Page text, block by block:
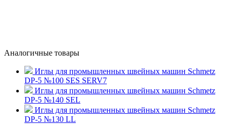
Аналогичные товары
Иглы для промышленных швейных машин Schmetz
DP-5 №100 SES SERV7
Иглы для промышленных швейных машин Schmetz
DP-5 №140 SEL
Иглы для промышленных швейных машин Schmetz
DP-5 №130 LL